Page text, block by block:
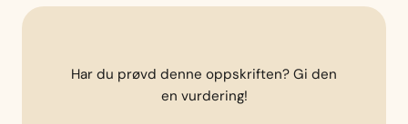
Har du prøvd denne oppskriften? Gi den
en vurdering!